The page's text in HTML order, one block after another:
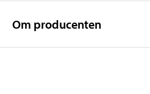
Om producenten